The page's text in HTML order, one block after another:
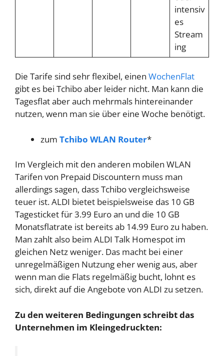
intensiv
es
Stream
ing
Die Tarife sind sehr flexibel, einen WochenFlat
gibt es bei Tchibo aber leider nicht. Man kann die
Tagesflat aber auch mehrmals hintereinander
nutzen, wenn man sie über eine Woche benötigt.
zum Tchibo WLAN Router*
Im Vergleich mit den anderen mobilen WLAN
Tarifen von Prepaid Discountern muss man
allerdings sagen, dass Tchibo vergleichsweise
teuer ist. ALDI bietet beispielsweise das 10 GB
Tagesticket für 3.99 Euro an und die 10 GB
Monatsflatrate ist bereits ab 14.99 Euro zu haben.
Man zahlt also beim ALDI Talk Homespot im
gleichen Netz weniger. Das macht bei einer
unregelmäßigen Nutzung eher wenig aus, aber
wenn man die Flats regelmäßig bucht, lohnt es
sich, direkt auf die Angebote von ALDI zu setzen.
Zu den weiteren Bedingungen schreibt das
Unternehmen im Kleingedruckten: